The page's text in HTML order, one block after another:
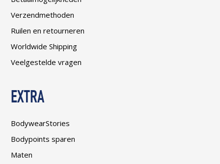
Verzendmethoden
Ruilen en retourneren
Worldwide Shipping
Veelgestelde vragen
EXTRA
BodywearStories
Bodypoints sparen
Maten